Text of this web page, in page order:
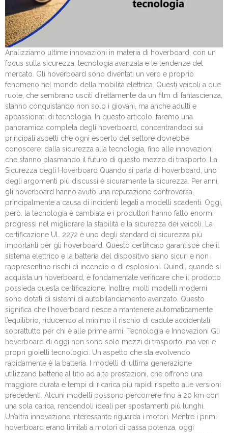
Analizziamo ultime innovazioni in materia di hoverboard, con un
focus sulla sicurezza, tecnologia avanzata e le tendenze del
mercato. Gli hoverboard sono diventati un vero e proprio
fenomeno nel mondo della mobilità elettrica. Questi veicoli a due
ruote, che sembrano usciti direttamente da un film di fantascienza,
stanno conquistando non solo i giovani, ma anche adulti e
appassionati di tecnologia. In questo articolo, faremo una
panoramica completa degli hoverboard, concentrandoci sui
principali aspetti che ogni esperto del settore dovrebbe
conoscere: dalla sicurezza alla tecnologia, fino alle innovazioni
che stanno plasmando il futuro di questo mezzo di trasporto. La
Sicurezza degli Hoverboard Quando si parla di hoverboard, uno
degli argomenti più discussi è sicuramente la sicurezza. Per anni,
gli hoverboard hanno avuto una reputazione controversa,
principalmente a causa di incidenti legati a modelli scadenti. Oggi,
però, la tecnologia è cambiata e i produttori hanno fatto enormi
progressi nel migliorare la stabilità e la sicurezza dei veicoli. La
certificazione UL 2272 è uno degli standard di sicurezza più
importanti per gli hoverboard. Questo certificato garantisce che il
sistema elettrico e la batteria del dispositivo siano sicuri e non
rappresentino rischi di incendio o di esplosioni. Quindi, quando si
acquista un hoverboard, è fondamentale verificare che il prodotto
possieda questa certificazione. Inoltre, molti modelli moderni
sono dotati di sistemi di autobilanciamento avanzato. Questo
significa che l’hoverboard riesce a mantenere automaticamente
l’equilibrio, riducendo al minimo il rischio di cadute accidentali,
soprattutto per chi è alle prime armi. Tecnologia e Innovazioni Gli
hoverboard di oggi non sono solo mezzi di trasporto, ma veri e
propri gioielli tecnologici. Un aspetto che sta evolvendo
rapidamente è la batteria. I modelli di ultima generazione
utilizzano batterie al litio ad alte prestazioni, che offrono una
maggiore durata e tempi di ricarica più rapidi rispetto alle versioni
precedenti. Alcuni modelli possono percorrere fino a 20 km con
una sola carica, rendendoli ideali per spostamenti più lunghi.
Un’altra innovazione interessante riguarda i motori. Mentre i primi
hoverboard erano limitati a motori di bassa potenza, oggi